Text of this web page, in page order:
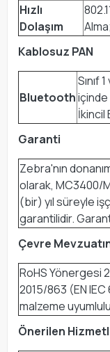
Hızlı
Dolaşım
Kablosuz PAN
Bluetooth
Sınıf
İkincil
Garanti
Zebra'nın
olarak, MC3400/
(bir) yıl süreyle
garantilidir.
Çevre
RoHS Yönergesi
2015/863 (EN
malzeme
Önerilen